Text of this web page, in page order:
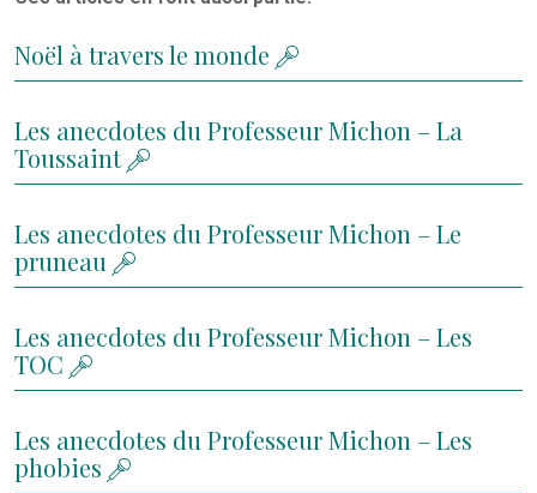
Noël à travers le monde
Les anecdotes du Professeur Michon – La
Toussaint
Les anecdotes du Professeur Michon – Le
pruneau
Les anecdotes du Professeur Michon – Les
TOC
Les anecdotes du Professeur Michon – Les
phobies